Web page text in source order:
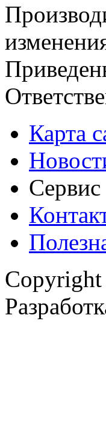
Карта
Сервис